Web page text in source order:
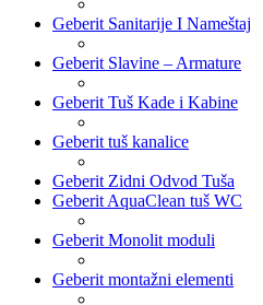
Geberit Sanitarije I Nameštaj
Geberit Slavine – Armature
Geberit Tuš Kade i Kabine
Geberit tuš kanalice
Geberit Zidni Odvod Tuša
Geberit AquaClean tuš WC
Geberit Monolit moduli
Geberit montažni elementi